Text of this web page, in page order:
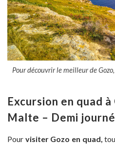
Pour découvrir le meilleur de
Excursion en quad
Malte – Demi
Pour visiter Gozo en quad,